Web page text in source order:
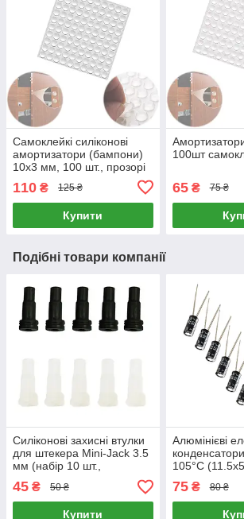
Самоклейкі силіконові
амортизатори (бампони)
10x3 мм, 100 шт., прозорі
110 ₴ 125 ₴
Купити
100шт
65₴ 75 ₴
Подібні товари компанії
Силіконові захисні втулки
для штекера Mini-Jack 3.5
мм (набір 10 шт.,
амортизатори хвостовика
кабелю)
45 ₴ 50 ₴
Купити
Алюмінієві
105°C
шт)
75₴ 80 ₴